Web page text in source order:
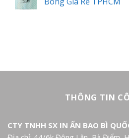
THÔNG TIN
CTY TNHH SX IN ẤN BAO BÌ